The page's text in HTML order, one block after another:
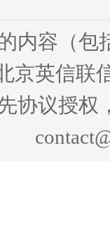
内容（
京英信联
协议授权